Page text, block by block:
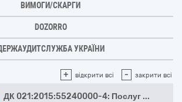
ВИМОГИ/СКАРГИ
DOZORRO
УКРАЇНИ
+ відкрити всі - закрити всі
ДК 021:2015:55240000-4: Послуг ...